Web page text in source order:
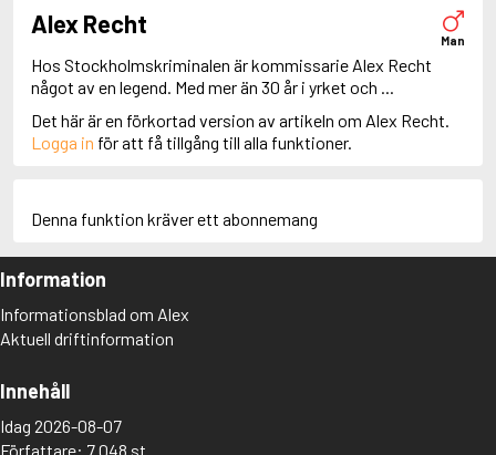
Adam Fawley
Adamsberg
Adelia Aguilar
Adrian Roca
Alan Banks
Alan Grant
Albert Campion
Alex Cross
Alex Delaware
Alex McKnight
Alex Morrow
Alex Recht
Alix London
Am Hunter
Amanda Pharrell
Alex Recht
Man
Hos Stockholmskriminalen är kommissarie Alex Recht
något av en legend. Med mer än 30 år i yrket och ...
Det här är en förkortad version av artikeln om Alex Recht.
Logga in för att få tillgång till alla funktioner.
Denna funktion kräver ett abonnemang
Information
Informationsblad om Alex
Aktuell driftinformation
Innehåll
Idag 2026-08-07
Författare: 7 048 st